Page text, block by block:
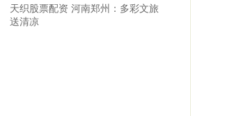
天织股票配资 河南郑州：多彩文旅
送清凉